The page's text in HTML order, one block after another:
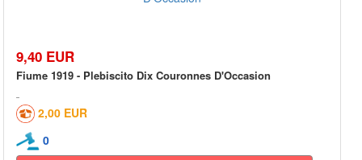
9,40 EUR
Fiume 1919 - Plebiscito Dix Couronnes D'Occasion
2,00 EUR
0